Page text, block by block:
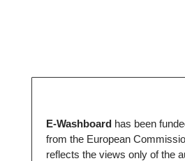
E-Washboardhas been
from the European
reflects the views only of the